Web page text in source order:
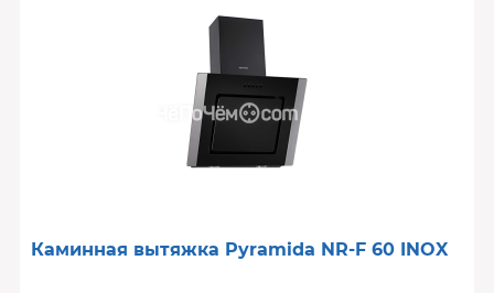
Каминная вытяжка Pyramida NR-F 60 INOX